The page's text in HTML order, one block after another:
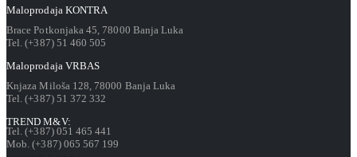
Maloprodaja KONTRA
Brace Potkonjaka 45, 78000 Banja Luka
Tel. (+387) 51 460 505
Maloprodaja VRBAS
Knjaza Miloša 128, 78000 Banja Luka
Tel. (+387) 51 372 332
TREND M&V:
Tel. (+387) 051 465 441
Mob. (+387) 065 567 199